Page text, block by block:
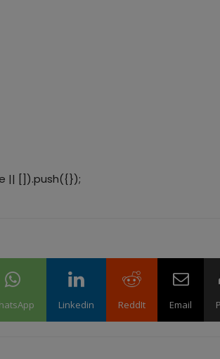
|| []).push({});
Linkedin ReddIt Email